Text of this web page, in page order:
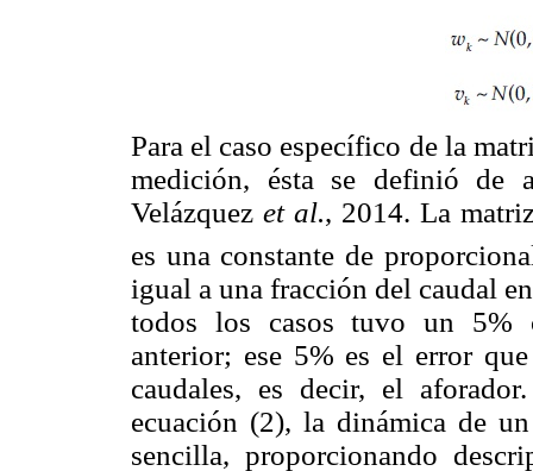
Para el caso específico de la
medición, ésta se definió de
Velázquezet al., 2014. La
es una constante de
igual a una fracción del caudal
todos los casos tuvo un 5%
anterior; ese 5% es el error
caudales, es decir, el
ecuación (2), la dinámica de
sencilla, proporcionando